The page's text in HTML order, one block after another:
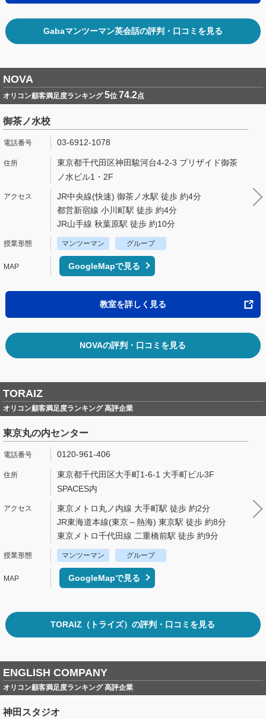
Gabaマンツーマン英会話の評判・口コミを見る
NOVA
オリコン顧客満足度ランキング5位 74.2点
御茶ノ水校
03-6912-1078
東京都千代田区神田駿河台4-2-3 プリザイド御茶
ノ水ビル1・2F
JR中央線(快速) 御茶ノ水駅 徒歩 約4分
都営新宿線 小川町駅 徒歩 約4分
JR山手線 秋葉原駅 徒歩 約10分
マンツーマン グループ
GoogleMapで見る
教室を詳しく見る
NOVAの評判・口コミを見る
TORAIZ
オリコン顧客満足度ランキング 高評企業
東京丸の内センター
0120-961-406
東京都千代田区大手町1-6-1 大手町ビル3F
SPACES内
東京メトロ丸ノ内線 大手町駅 徒歩 約2分
JR東海道本線(東京～熱海) 東京駅 徒歩 約8分
東京メトロ千代田線 二重橋前駅 徒歩 約9分
マンツーマン グループ
GoogleMapで見る
TORAIZ（トライズ）の評判・口コミを見る
ENGLISH COMPANY
オリコン顧客満足度ランキング 高評企業
神田スタジオ